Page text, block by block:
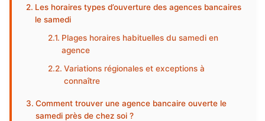
Les horaires types d’ouverture des agences bancaires
le samedi
Plages horaires habituelles du samedi en
agence
Variations régionales et exceptions à
connaître
Comment trouver une agence bancaire ouverte le
samedi près de chez soi ?